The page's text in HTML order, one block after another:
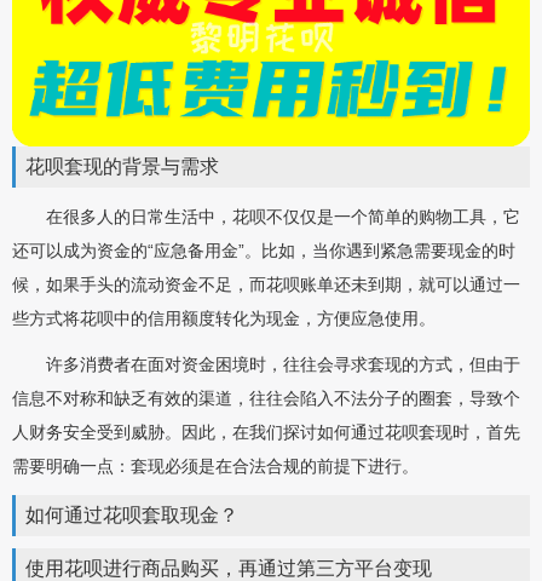
花呗套现的背景与需求
在很多人的日常生活中，花呗不仅仅是一个简单的购物工具，它
还可以成为资金的“应急备用金”。比如，当你遇到紧急需要现金的时
候，如果手头的流动资金不足，而花呗账单还未到期，就可以通过一
些方式将花呗中的信用额度转化为现金，方便应急使用。
许多消费者在面对资金困境时，往往会寻求套现的方式，但由于
信息不对称和缺乏有效的渠道，往往会陷入不法分子的圈套，导致个
人财务安全受到威胁。因此，在我们探讨如何通过花呗套现时，首先
需要明确一点：套现必须是在合法合规的前提下进行。
如何通过花呗套取现金？
使用花呗进行商品购买，再通过第三方平台变现